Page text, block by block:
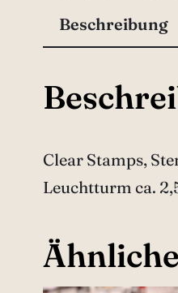
a
i
s
Beschreibung
Clear Stamps,
Leuchtturm ca.